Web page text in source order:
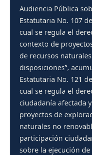
Audiencia Pública
Estatutaria No. 107
cual se regula el
contexto de
de recursos
disposiciones”,
Estatutaria No. 121
cual se regula el
ciudadanía afectada
proyectos de
naturales no
participación
sobre la ejecución